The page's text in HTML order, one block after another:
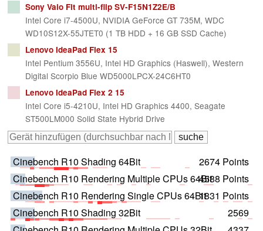
Sony Vaio Fit multi-flip SV-F15N1Z2E/B
Intel Core i7-4500U, NVIDIA GeForce GT 735M, WDC
WD10S12X-55JTET0 (1 TB HDD + 16 GB SSD Cache)
Lenovo IdeaPad Flex 15
Intel Pentium 3556U, Intel HD Graphics (Haswell), Western
Digital Scorpio Blue WD5000LPCX-24C6HT0
Lenovo IdeaPad Flex 2 15
Intel Core i5-4210U, Intel HD Graphics 4400, Seagate
ST500LM000 Solid State Hybrid Drive
Cinebench R10 Shading 64Bit
2674 Points
Cinebench R10 Rendering Multiple CPUs 64Bit4588 Points
Cinebench R10 Rendering Single CPUs 64Bit1831 Points
Cinebench R10 Shading 32Bit
2569